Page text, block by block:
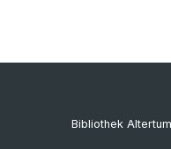
Bibliothek